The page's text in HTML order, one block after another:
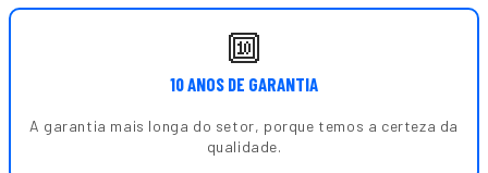
🔟
10 ANOS DE GARANTIA
A garantia mais longa do setor, porque temos a certeza da
qualidade.